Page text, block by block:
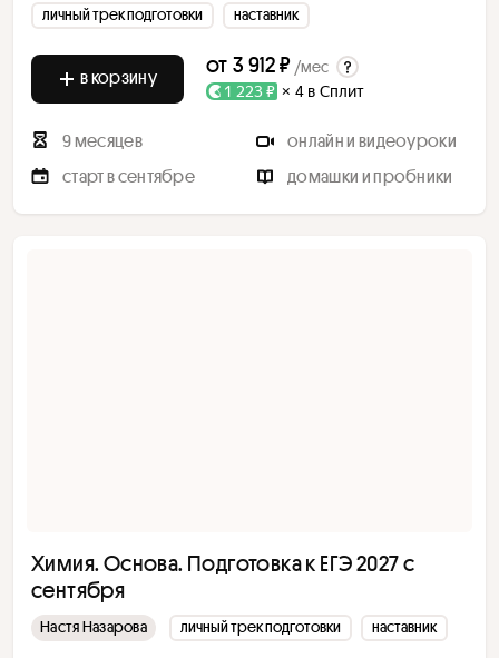
личный трек подготовки
наставник
в корзину от 3 912 ₽ /мес
1 223 ₽ × 4 в Сплит
9 месяцев
онлайн и видеоуроки
старт в сентябре
домашки и пробники
Химия. Основа. Подготовка к ЕГЭ 2027 с
сентября
Настя Назарова личный трек подготовки наставник